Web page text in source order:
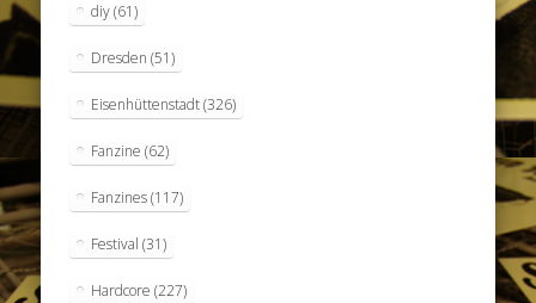
diy(61)
Dresden (51)
Eisenhüttenstadt(326)
Fanzine (62)
Fanzines(117)
Festival (31)
Hardcore (227)